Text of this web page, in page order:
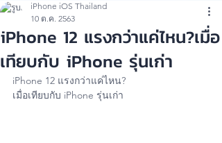
iPhone 12 แรงกว่าแค่ไหน?เมื่อ
เทียบกับ iPhone รุ่นเก่า
iPhone iOS Thailand
10 ต.ค. 2563
iPhone 12 แรงกว่าแค่ไหน?
เมื่อเทียบกับ iPhone รุ่นเก่า